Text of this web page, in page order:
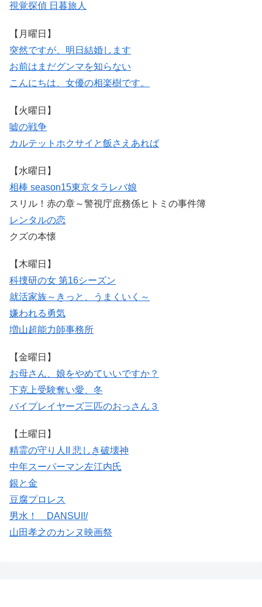
視覚探偵 日暮旅人
【月曜日】
突然ですが、明日結婚します
お前はまだグンマを知らない
こんにちは、女優の相楽樹です。
【火曜日】
嘘の戦争
カルテット ホクサイと飯さえあれば
【水曜日】
相棒 season15東京タラレバ娘
スリル！赤の章～警視庁庶務係ヒトミの事件簿
レンタルの恋
クズの本懐
【木曜日】
科捜研の女 第16シーズン
就活家族～きっと、うまくいく～
嫌われる勇気
増山超能力師事務所
【金曜日】
お母さん、娘をやめていいですか？
下克上受験奪い愛、冬
バイプレイヤーズ三匹のおっさん３
【土曜日】
精霊の守り人II 悲しき破壊神
中年スーパーマン左江内氏
銀と金
豆腐プロレス
男水！ DANSUI!/
山田孝之のカンヌ映画祭